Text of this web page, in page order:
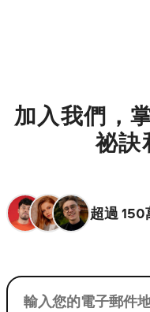
加入我們，
祕訣
超過
您的電子郵件